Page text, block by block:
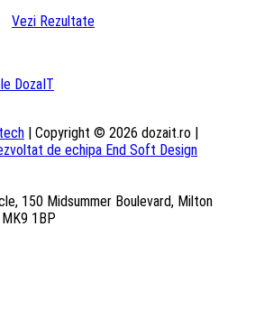
Vezi Rezultate
DozaIT
| Copyright © 2026 dozait.ro |
de echipa End Soft Design
150 Midsummer Boulevard, Milton
1BP